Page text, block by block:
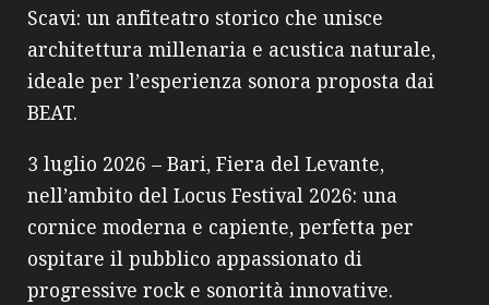
Scavi: un anfiteatro storico che unisce
architettura millenaria e acustica naturale,
ideale per l’esperienza sonora proposta dai
BEAT.
3 luglio 2026 – Bari, Fiera del Levante,
nell’ambito del Locus Festival 2026: una
cornice moderna e capiente, perfetta per
ospitare il pubblico appassionato di
progressive rock e sonorità innovative.